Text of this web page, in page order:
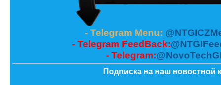
- Telegram Menu:
- Telegram FeedBack:
- Telegram:
Подписка на наш новостной